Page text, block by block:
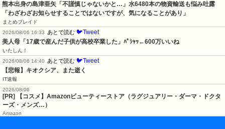
熊本出身の島津亜矢「不謹慎じゃないかと…」水6480本の物資輸送も悩み吐露
「わざわざお知らせすることではないですが、気になることがあり」
まとめブレイド
2026/08/06 16:33
あとで読む 🐦Tweet
美人母「17歳で産んだ子供が高校卒業した」ﾊﾟｼｬｯ←600万いいね
いたしん！
2026/08/06 14:40
あとで読む 🐦Tweet
【悲報】キオクシア、また逝く
IT速報
2026/08/06
[PR] 【コスメ】Amazonビューティーストア（ラグジュアリー・ダーマ・ドクタ
ーズ・メンズ…）
Amazon